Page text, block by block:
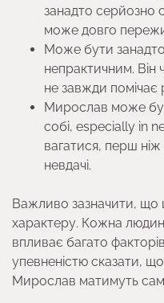
занадто серйозно
може довго
Може бути
непрактичним. Він
не завжди помічає
Мирослав може
собі, especially in
вагатися, перш
невдачі.
Важливо зазначити, що
характеру. Кожна
впливає багато
упевненістю сказати, що
Мирослав матимуть